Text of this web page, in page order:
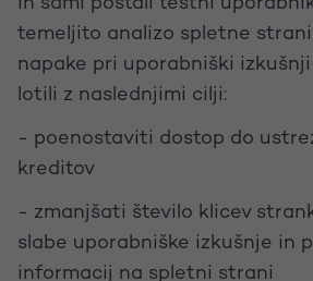
temeljito analizo spletne
napake pri uporabniški
lotili z naslednjimi cilji:
- poenostaviti dostop do
kreditov
- zmanjšati število klicev
slabe uporabniške izkušnje in
informacij na spletni strani